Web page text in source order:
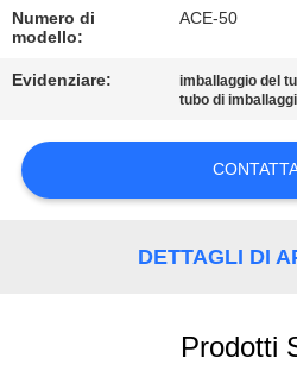
NOTIZIE
RICHIEDA
CITAZIONE
Numero di
modello:
ACE-50
Evidenziare: imballaggio del
tubo di
DETTAGLI DI
Prodotti